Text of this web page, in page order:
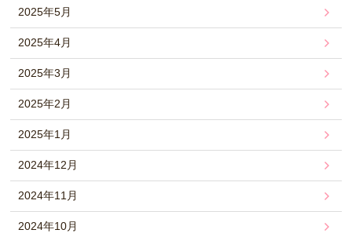
2025年5月
2025年4月
2025年3月
2025年2月
2025年1月
2024年12月
2024年11月
2024年10月